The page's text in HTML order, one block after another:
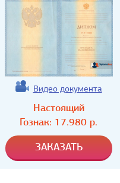
Видео документа
Настоящий
Гознак: 17.980 р.